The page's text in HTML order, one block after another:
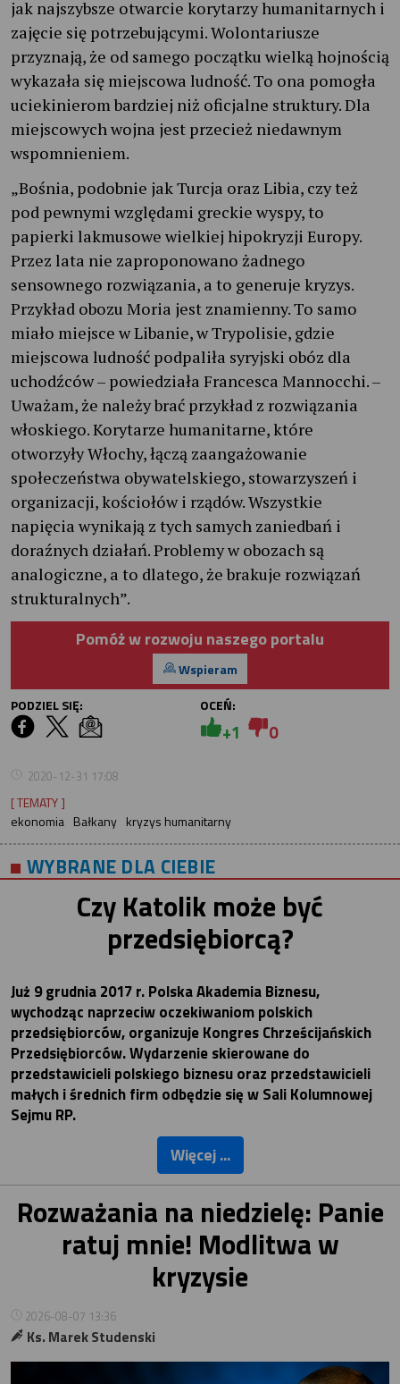
jak najszybsze otwarcie korytarzy humanitarnych i
zajęcie się potrzebującymi. Wolontariusze
przyznają, że od samego początku wielką hojnością
wykazała się miejscowa ludność. To ona pomogła
uciekinierom bardziej niż oficjalne struktury. Dla
miejscowych wojna jest przecież niedawnym
wspomnieniem.
„Bośnia, podobnie jak Turcja oraz Libia, czy też
pod pewnymi względami greckie wyspy, to
papierki lakmusowe wielkiej hipokryzji Europy.
Przez lata nie zaproponowano żadnego
sensownego rozwiązania, a to generuje kryzys.
Przykład obozu Moria jest znamienny. To samo
miało miejsce w Libanie, w Trypolisie, gdzie
miejscowa ludność podpaliła syryjski obóz dla
uchodźców – powiedziała Francesca Mannocchi. –
Uważam, że należy brać przykład z rozwiązania
włoskiego. Korytarze humanitarne, które
otworzyły Włochy, łączą zaangażowanie
społeczeństwa obywatelskiego, stowarzyszeń i
organizacji, kościołów i rządów. Wszystkie
napięcia wynikają z tych samych zaniedbań i
doraźnych działań. Problemy w obozach są
analogiczne, a to dlatego, że brakuje rozwiązań
strukturalnych”.
Pomóż w rozwoju naszego portalu
Wspieram
PODZIEL SIĘ:
OCEŃ:
+1 0
2020-12-31 17:08
[ TEMATY ]
ekonomia Bałkany kryzys humanitarny
WYBRANE DLA CIEBIE
Czy Katolik może być
przedsiębiorcą?
Już 9 grudnia 2017 r. Polska Akademia Biznesu,
wychodząc naprzeciw oczekiwaniom polskich
przedsiębiorców, organizuje Kongres Chrześcijańskich
Przedsiębiorców. Wydarzenie skierowane do
przedstawicieli polskiego biznesu oraz przedstawicieli
małych i średnich firm odbędzie się w Sali Kolumnowej
Sejmu RP.
Więcej ...
Rozważania na niedzielę: Panie
ratuj mnie! Modlitwa w
kryzysie
2026-08-07 13:36
Ks. Marek Studenski